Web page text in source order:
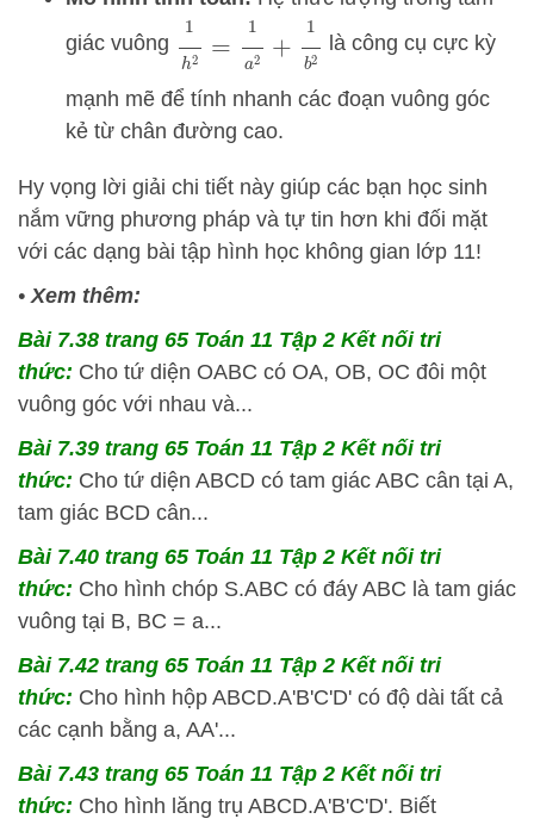
giác vuông
1h a + b 2là công cụ cực kỳ
mạnh mẽ để tính nhanh các đoạn vuông góc
kẻ từ chân đường cao.
Hy vọng lời giải chi tiết này giúp các bạn học sinh
nắm vững phương pháp và tự tin hơn khi đối mặt
với các dạng bài tập hình học không gian lớp 11!
• Xem thêm:
Bài 7.38 trang 65 Toán 11 Tập 2 Kết nối tri
thức: Cho tứ diện OABC có OA, OB, OC đôi một
vuông góc với nhau và...
Bài 7.39 trang 65 Toán 11 Tập 2 Kết nối tri
thức: Cho tứ diện ABCD có tam giác ABC cân tại A,
tam giác BCD cân...
Bài 7.40 trang 65 Toán 11 Tập 2 Kết nối tri
thức: Cho hình chóp S.ABC có đáy ABC là tam giác
vuông tại B, BC = a...
Bài 7.42 trang 65 Toán 11 Tập 2 Kết nối tri
thức: Cho hình hộp ABCD.A'B'C'D' có độ dài tất cả
các cạnh bằng a, AA'...
Bài 7.43 trang 65 Toán 11 Tập 2 Kết nối tri
thức: Cho hình lăng trụ ABCD.A'B'C'D'. Biết